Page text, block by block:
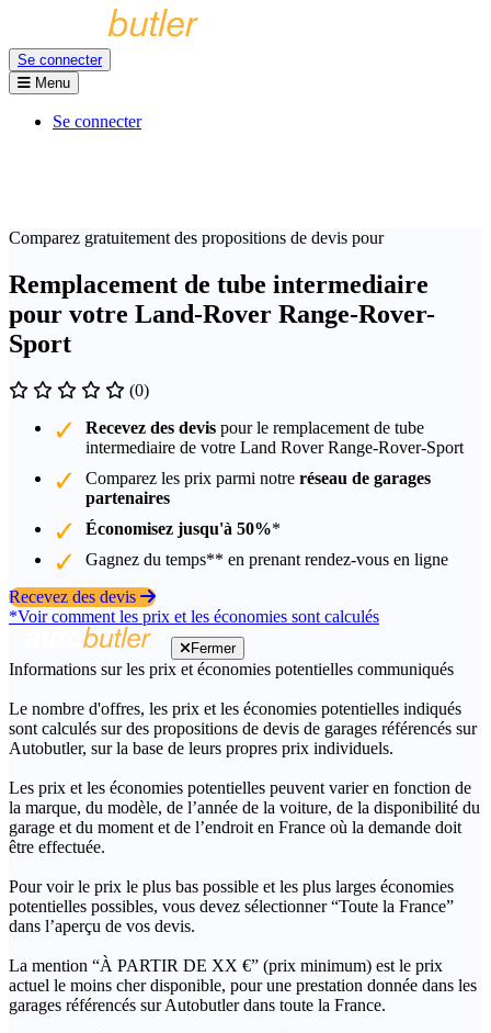
Se connecter
Menu
Se connecter
Comparez gratuitement des propositions de devis pour
Remplacement de tube intermediaire
pour votre Land-Rover Range-Rover-
Sport
(0)
Recevez des devis pour le remplacement de tube
intermediaire de votre Land Rover Range-Rover-Sport
Comparez les prix parmi notre réseau de garages
partenaires
Économisez jusqu'à 50%*
Gagnez du temps** en prenant rendez-vous en ligne
Recevez des devis
*Voir comment les prix et les économies sont calculés
Fermer
Informations sur les prix et économies potentielles communiqués
Le nombre d'offres, les prix et les économies potentielles indiqués
sont calculés sur des propositions de devis de garages référencés sur
Autobutler, sur la base de leurs propres prix individuels.
Les prix et les économies potentielles peuvent varier en fonction de
la marque, du modèle, de l’année de la voiture, de la disponibilité du
garage et du moment et de l’endroit en France où la demande doit
être effectuée.
Pour voir le prix le plus bas possible et les plus larges économies
potentielles possibles, vous devez sélectionner “Toute la France”
dans l’aperçu de vos devis.
La mention “À PARTIR DE XX €” (prix minimum) est le prix
actuel le moins cher disponible, pour une prestation donnée dans les
garages référencés sur Autobutler dans toute la France.